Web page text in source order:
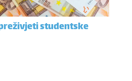
studentske